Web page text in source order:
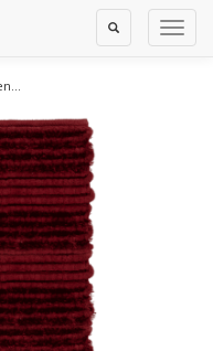
Toggle
Search